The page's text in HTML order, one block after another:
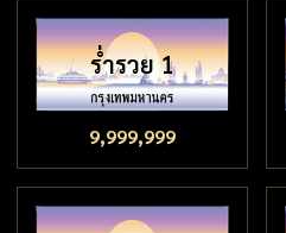
ร่ำรวย 1
9,999,999